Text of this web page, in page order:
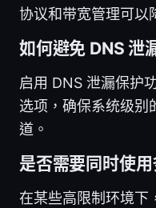
协议和带宽管理可以
如何避免 DNS 泄
启用 DNS 泄漏保护
选项，确保系统级别
道。
是否需要同时使用
在某些高限制环境下